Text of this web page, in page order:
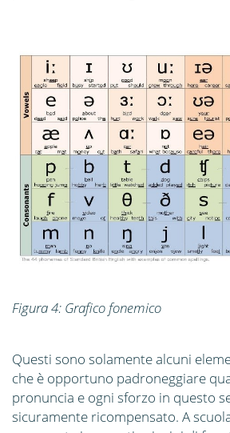
Figura 4: Grafico fonemico
Questi sono solamente alcuni
che è opportuno padroneggiare
pronuncia e ogni sforzo in questo
sicuramente ricompensato. A